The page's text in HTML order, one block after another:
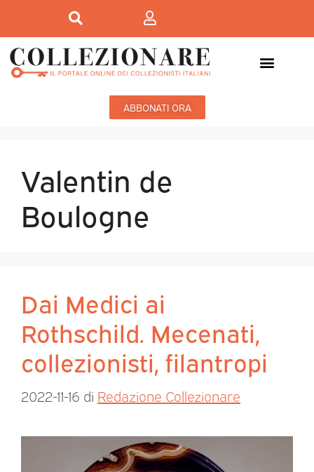
ABBONATI ORA
Valentin de
Boulogne
Dai Medici ai
Rothschild. Mecenati,
collezionisti, filantropi
2022-11-16 di Redazione Collezionare